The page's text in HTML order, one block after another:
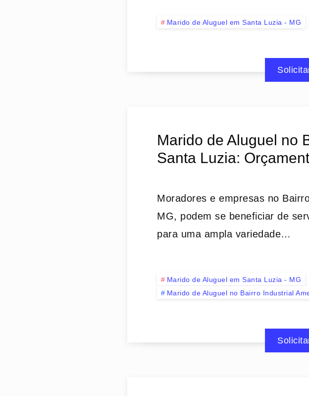
Marido de Aluguel em Santa Luzia - MG
Marido de Aluguel no
Santa Luzia:
Moradores e empresas no
MG, podem se beneficiar de
para uma ampla variedade…
Marido de Aluguel em Santa Luzia - MG
Marido de Aluguel no Bairro Industrial